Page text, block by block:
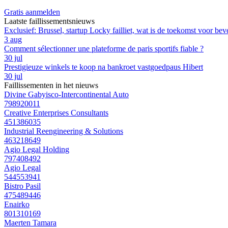
Gratis aanmelden
Laatste faillissementsnieuws
Exclusief: Brussel, startup Locky failliet, wat is de toekomst voor
3 aug
Comment sélectionner une plateforme de paris sportifs fiable ?
30 jul
Prestigieuze winkels te koop na bankroet vastgoedpaus Hibert
30 jul
Faillissementen in het nieuws
Divine Gabyisco-Intercontinental Auto
798920011
Creative Enterprises Consultants
451386035
Industrial Reengineering & Solutions
463218649
Agio Legal Holding
797408492
Agio Legal
544553941
Bistro Pasil
475489446
Enairko
801310169
Maerten Tamara